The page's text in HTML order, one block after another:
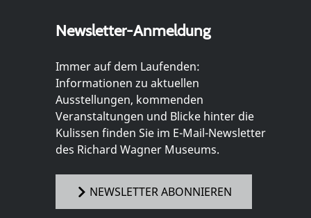
Newsletter-Anmeldung
Immer auf dem Laufenden:
Informationen zu aktuellen
Ausstellungen, kommenden
Veranstaltungen und Blicke hinter die
Kulissen finden Sie im E-Mail-Newsletter
des Richard Wagner Museums.
NEWSLETTER ABONNIEREN